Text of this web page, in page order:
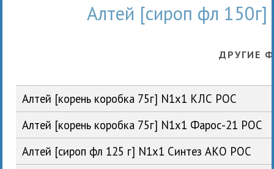
Алтей [сироп фл
ДРУГИЕ
Алтей [корень коробка 75г] N1x1 КЛС РОС
Алтей [корень коробка 75г] N1x1 Фарос-21 РОС
Алтей [сироп фл 125 г] N1x1 Синтез АКО РОС